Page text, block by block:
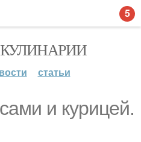
статьи
и курицей.
5